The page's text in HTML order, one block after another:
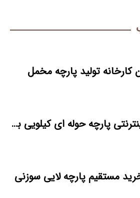
کارخانه تولید پارچه مخمل
خرید اینترنتی پارچه حوله ای کیلویی به قیمت کارخانه
مستقیم پارچه لایی سوزنی